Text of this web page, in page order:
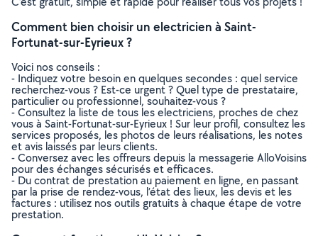
Comment bien choisir un electricien à Saint-
Fortunat-sur-Eyrieux ?
Voici nos conseils :
- Indiquez votre besoin en quelques secondes : quel service
recherchez-vous ? Est-ce urgent ? Quel type de prestataire,
particulier ou professionnel, souhaitez-vous ?
- Consultez la liste de tous les electriciens, proches de chez
vous à Saint-Fortunat-sur-Eyrieux ! Sur leur profil, consultez les
services proposés, les photos de leurs réalisations, les notes
et avis laissés par leurs clients.
- Conversez avec les offreurs depuis la messagerie AlloVoisins
pour des échanges sécurisés et efficaces.
- Du contrat de prestation au paiement en ligne, en passant
par la prise de rendez-vous, l’état des lieux, les devis et les
factures : utilisez nos outils gratuits à chaque étape de votre
prestation.